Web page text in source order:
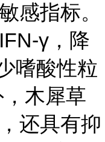
感指标。
γ，降
嗜酸性粒
木犀草
还具有抑